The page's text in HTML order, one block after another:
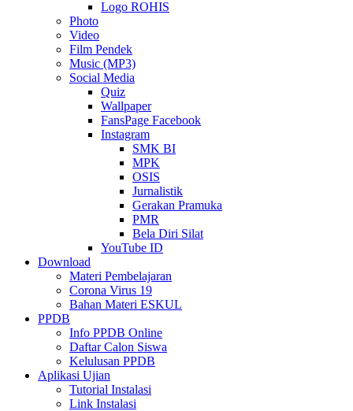
Logo ROHIS
Photo
Video
Film Pendek
Music (MP3)
Social Media
Quiz
Wallpaper
FansPage Facebook
Instagram
SMK BI
MPK
OSIS
Jurnalistik
Gerakan Pramuka
PMR
Bela Diri Silat
YouTube ID
Download
Materi Pembelajaran
Corona Virus 19
Bahan Materi ESKUL
PPDB
Info PPDB Online
Daftar Calon Siswa
Kelulusan PPDB
Aplikasi Ujian
Tutorial Instalasi
Link Instalasi